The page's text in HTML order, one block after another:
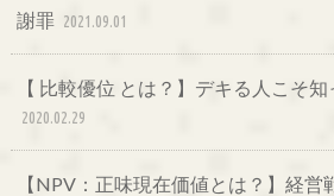
謝罪 2021.09.01
【 比較優位 とは？】デキる人こそ
2020.02.29
【NPV：正味現在価値とは？】経営